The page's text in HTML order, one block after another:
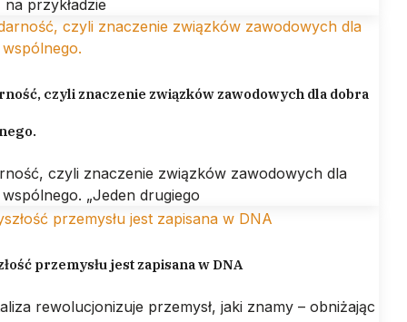
przykładzie
czyli znaczenie związków zawodowych dla dobra
czyli znaczenie związków zawodowych dla
„Jeden drugiego
przemysłu jest zapisana w DNA
rewolucjonizuje przemysł, jaki znamy – obniżając